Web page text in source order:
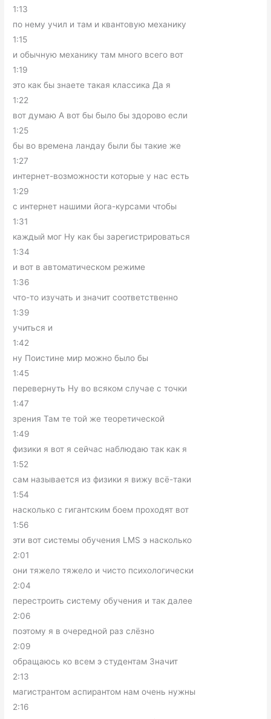
1:13
по нему учил и там и квантовую механику
1:15
и обычную механику там много всего вот
1:19
это как бы знаете такая классика Да я
1:22
вот думаю А вот бы было бы здорово если
1:25
бы во времена ландау были бы такие же
1:27
интернет-возможности которые у нас есть
1:29
с интернет нашими йога-курсами чтобы
1:31
каждый мог Ну как бы зарегистрироваться
1:34
и вот в автоматическом режиме
1:36
что-то изучать и значит соответственно
1:39
учиться и
1:42
ну Поистине мир можно было бы
1:45
перевернуть Ну во всяком случае с точки
1:47
зрения Там те той же теоретической
1:49
физики я вот я сейчас наблюдаю так как я
1:52
сам называется из физики я вижу всё-таки
1:54
насколько с гигантским боем проходят вот
1:56
эти вот системы обучения LMS э насколько
2:01
они тяжело тяжело и чисто психологически
2:04
перестроить систему обучения и так далее
2:06
поэтому я в очередной раз слёзно
2:09
обращаюсь ко всем э студентам Значит
2:13
магистрантом аспирантом нам очень нужны
2:16